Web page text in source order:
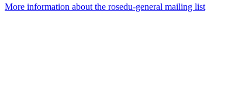
More information about the rosedu-general mailing list